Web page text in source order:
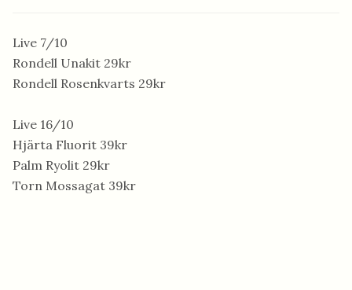
Live 7/10
Rondell Unakit 29kr
Rondell Rosenkvarts 29kr
Live 16/10
Hjärta Fluorit 39kr
Palm Ryolit 29kr
Torn Mossagat 39kr